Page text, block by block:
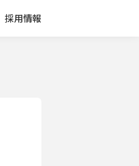
採用情報